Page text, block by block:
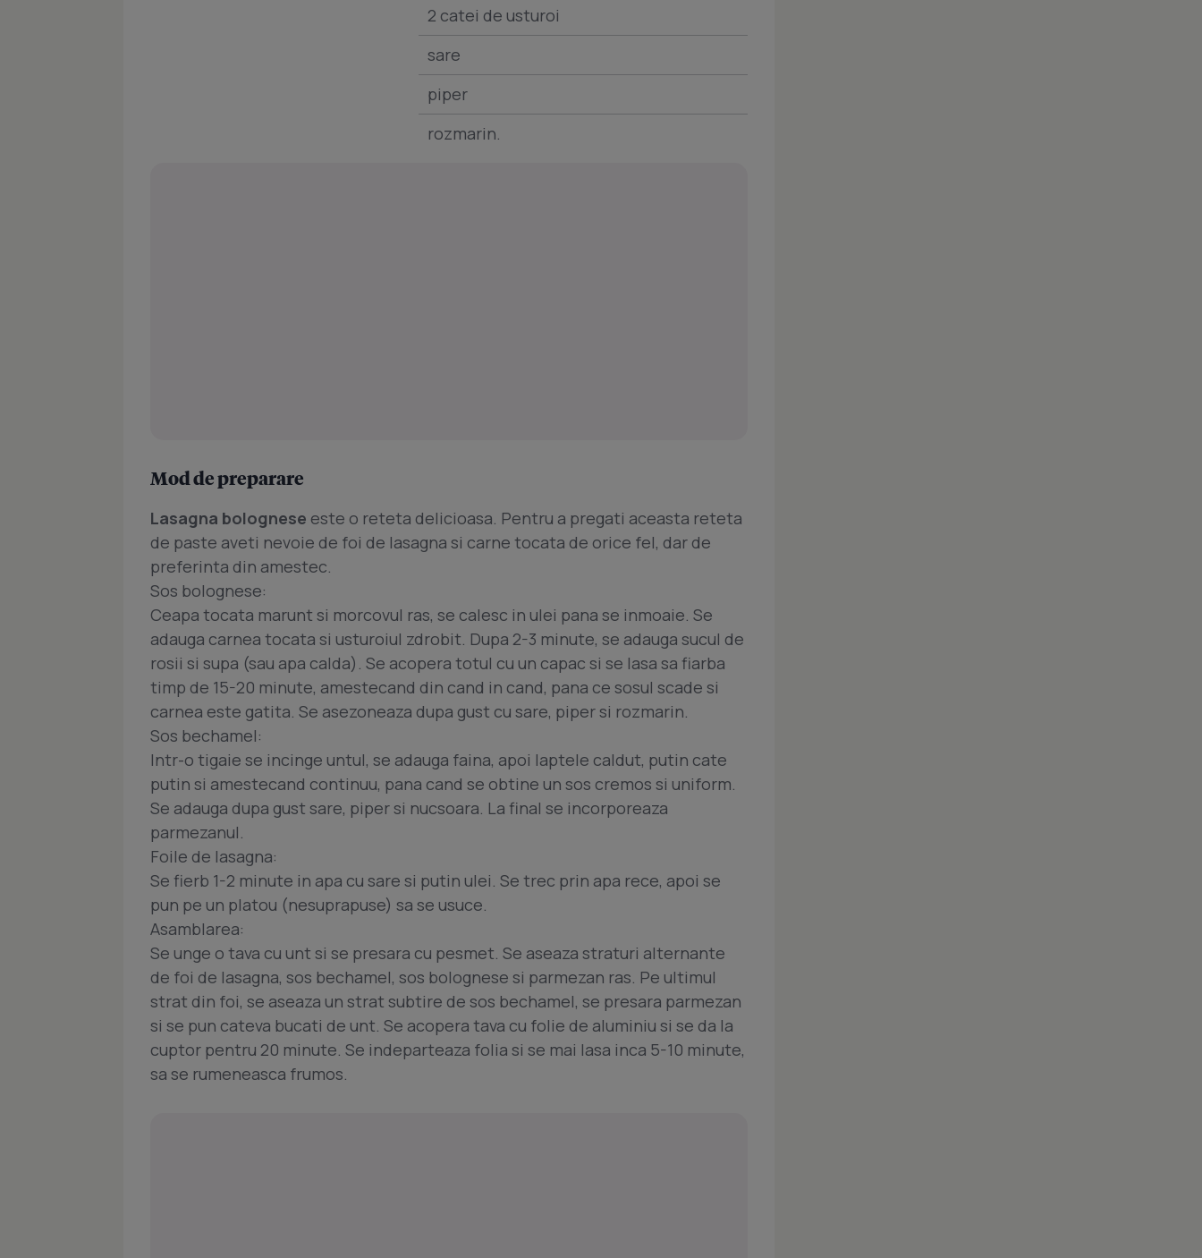
2 catei de usturoi
sare
piper
rozmarin.
Mod de preparare
Lasagna bolognese este o reteta delicioasa. Pentru a pregati aceasta reteta
de paste aveti nevoie de foi de lasagna si carne tocata de orice fel, dar de
preferinta din amestec.
Sos bolognese:
Ceapa tocata marunt si morcovul ras, se calesc in ulei pana se inmoaie. Se
adauga carnea tocata si usturoiul zdrobit. Dupa 2-3 minute, se adauga sucul de
rosii si supa (sau apa calda). Se acopera totul cu un capac si se lasa sa fiarba
timp de 15-20 minute, amestecand din cand in cand, pana ce sosul scade si
carnea este gatita. Se asezoneaza dupa gust cu sare, piper si rozmarin.
Sos bechamel:
Intr-o tigaie se incinge untul, se adauga faina, apoi laptele caldut, putin cate
putin si amestecand continuu, pana cand se obtine un sos cremos si uniform.
Se adauga dupa gust sare, piper si nucsoara. La final se incorporeaza
parmezanul.
Foile de lasagna:
Se fierb 1-2 minute in apa cu sare si putin ulei. Se trec prin apa rece, apoi se
pun pe un platou (nesuprapuse) sa se usuce.
Asamblarea:
Se unge o tava cu unt si se presara cu pesmet. Se aseaza straturi alternante
de foi de lasagna, sos bechamel, sos bolognese si parmezan ras. Pe ultimul
strat din foi, se aseaza un strat subtire de sos bechamel, se presara parmezan
si se pun cateva bucati de unt. Se acopera tava cu folie de aluminiu si se da la
cuptor pentru 20 minute. Se indeparteaza folia si se mai lasa inca 5-10 minute,
sa se rumeneasca frumos.